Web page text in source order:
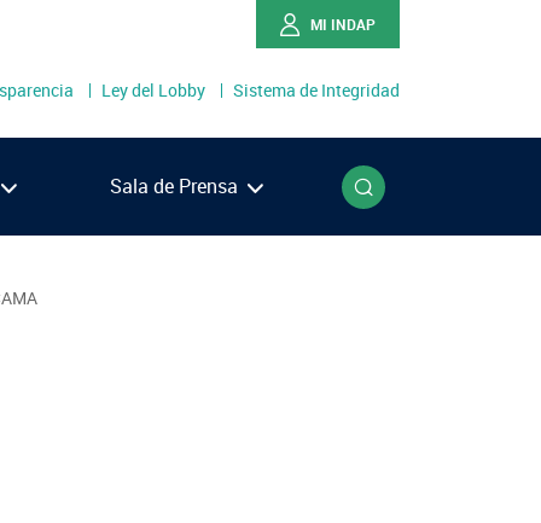
MI INDAP
Ley del Lobby Sistema de Integridad
Sala de Prensa